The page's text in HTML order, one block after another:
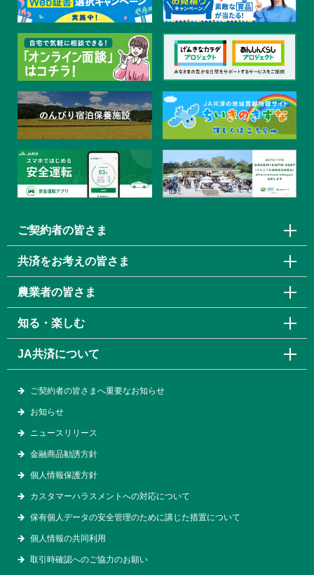
ご契約者の皆さま
共済をお考えの皆さま
農業者の皆さま
知る・楽しむ
JA共済について
ご契約者の皆さまへ重要なお知らせ
お知らせ
ニュースリリース
金融商品勧誘方針
個人情報保護方針
カスタマーハラスメントへの対応について
保有個人データの安全管理のために講じた措置について
個人情報の共同利用
取引時確認へのご協力のお願い